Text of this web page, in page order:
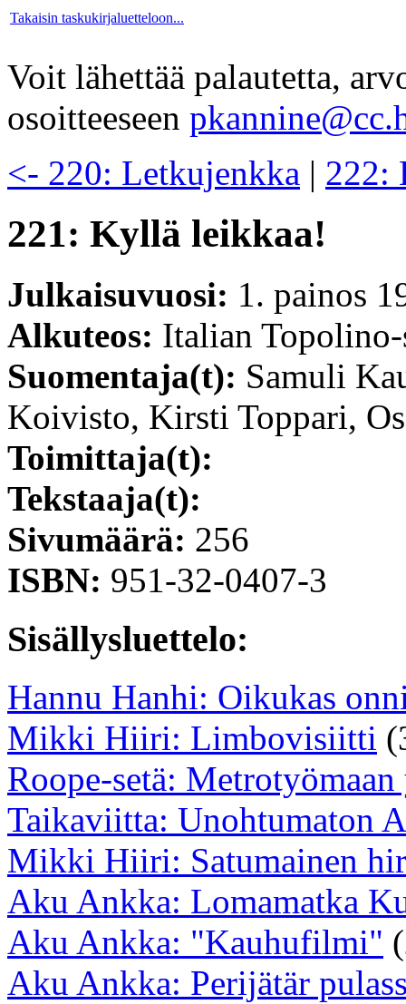
Takaisin taskukirjaluetteloon...
Voit lähettää palautetta,
osoitteeseen
<- 220: Letkujenkka | 222:
221: Kyllä leikkaa!
Julkaisuvuosi: 1. painos
Alkuteos: Italian
Suomentaja(t): Samuli
Koivisto, Kirsti Toppari,
Toimittaja(t):
Tekstaaja(t):
Sivumäärä: 256
ISBN: 951-32-0407-3
Sisällysluettelo:
Hannu Hanhi: Oikukas
Mikki Hiiri: Limbovisiitti
Roope-setä:
Taikaviitta: Unohtumaton
Mikki Hiiri: Satumainen
Aku Ankka: Lomamatka
Aku Ankka: "Kauhufilmi"
Aku Ankka: Perijätär